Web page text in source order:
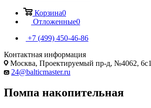
Корзина0
Отложенные0
+7 (499) 450-46-86
Контактная информация
Москва, Проектируемый пр-д, №4062, 6с1
24@balticmaster.ru
Помпа накопительная